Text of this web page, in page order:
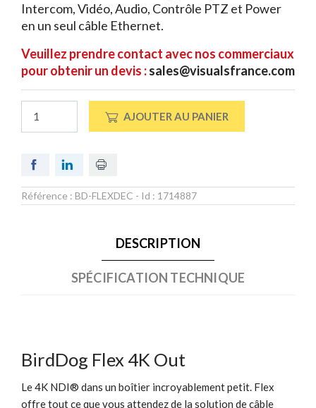
Intercom, Vidéo, Audio, Contrôle PTZ et Power
en un seul câble Ethernet.
Veuillez prendre contact avec nos commerciaux
pour obtenir un devis :sales@visualsfrance.com
AJOUTER AU PANIER
Référence : BD-FLEXDEC - Id : 1714887
DESCRIPTION
SPÉCIFICATION TECHNIQUE
BirdDog Flex 4K Out
Le 4K NDI® dans un boîtier incroyablement petit. Flex
offre tout ce que vous attendez de la solution de câble